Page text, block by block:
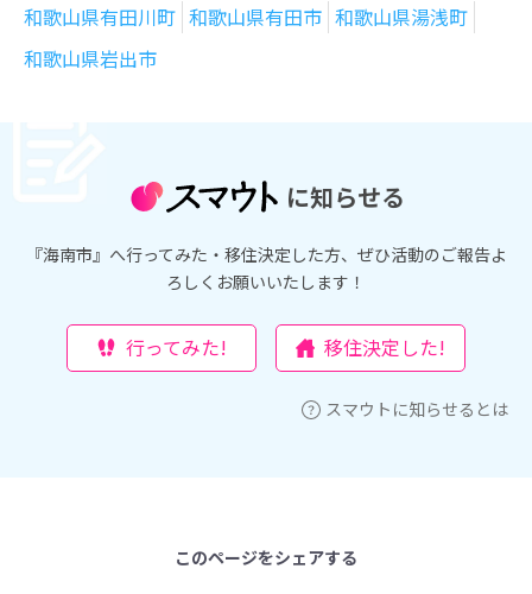
和歌山県有田川町 和歌山県有田市 和歌山県湯浅町
和歌山県岩出市
に知らせる
『海南市』へ行ってみた・移住決定した方、ぜひ活動のご報告よ
ろしくお願いいたします！
行ってみた! 移住決定した!
スマウトに知らせるとは
このページをシェアする